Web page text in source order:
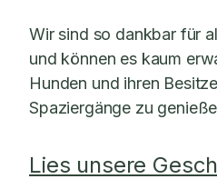
Wir sind so dankbar für
und können es kaum
Hunden und ihren
Spaziergänge zu
Lies unsere